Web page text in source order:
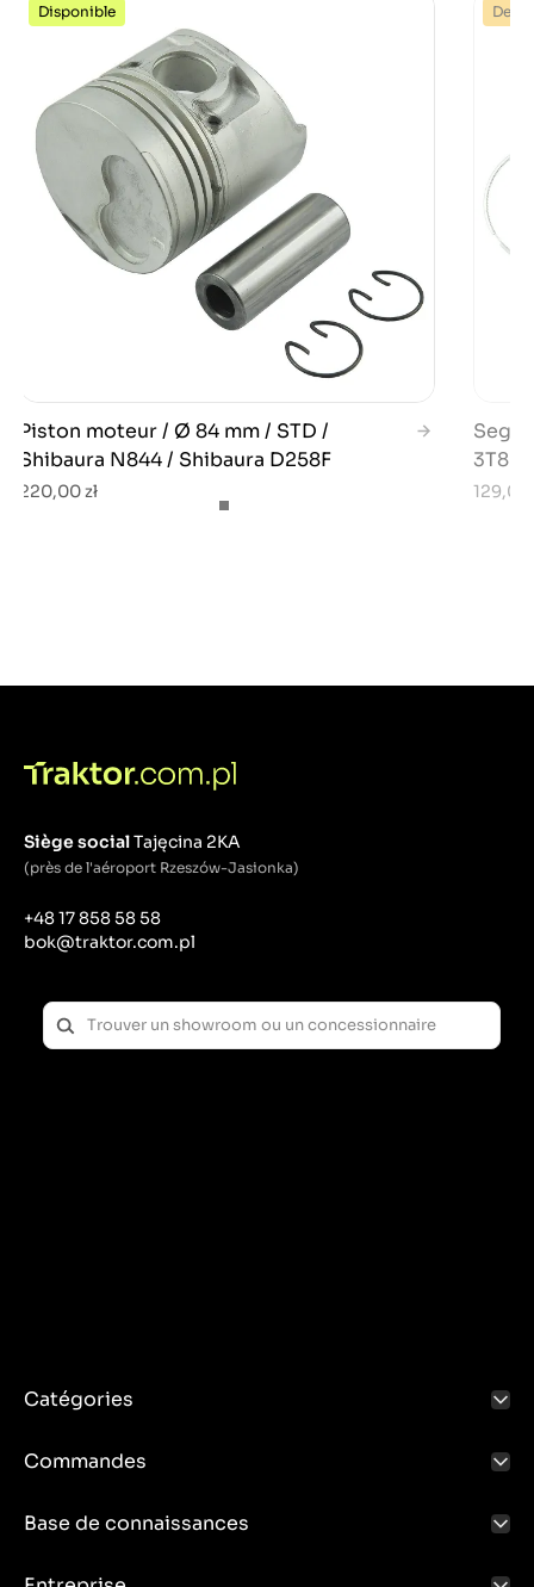
Disponible
Piston moteur / Ø 84 mm / STD /
Shibaura N844 / Shibaura D258F
220,00 zł 129,00
Siège socialTajęcina 2KA
(près de l'aéroport Rzeszów-Jasionka)
+48 17 858 58 58
bok@traktor.com.pl
Catégories
Commandes
Base de connaissances